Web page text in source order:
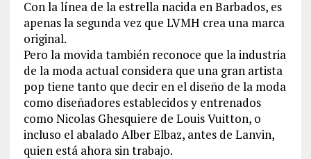
Con la línea de la estrella nacida en Barbados, es
apenas la segunda vez que LVMH crea una marca
original.
Pero la movida también reconoce que la industria
de la moda actual considera que una gran artista
pop tiene tanto que decir en el diseño de la moda
como diseñadores establecidos y entrenados
como Nicolas Ghesquiere de Louis Vuitton, o
incluso el abalado Alber Elbaz, antes de Lanvin,
quien está ahora sin trabajo.